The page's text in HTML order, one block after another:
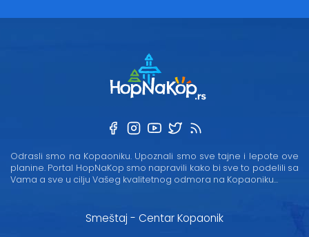
Odrasli smo na Kopaoniku. Upoznali smo sve tajne i lepote ove
planine. Portal HopNaKop smo napravili kako bi sve to podelili sa
Vama a sve u cilju Vašeg kvalitetnog odmora na Kopaoniku...
Smeštaj - Centar Kopaonik